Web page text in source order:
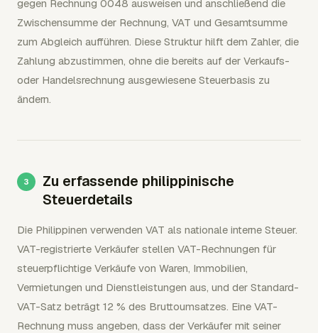
gegen Rechnung 0048 ausweisen und anschließend die
Zwischensumme der Rechnung, VAT und Gesamtsumme
zum Abgleich aufführen. Diese Struktur hilft dem Zahler, die
Zahlung abzustimmen, ohne die bereits auf der Verkaufs-
oder Handelsrechnung ausgewiesene Steuerbasis zu
ändern.
Zu erfassende philippinische
Steuerdetails
Die Philippinen verwenden VAT als nationale interne Steuer.
VAT-registrierte Verkäufer stellen VAT-Rechnungen für
steuerpflichtige Verkäufe von Waren, Immobilien,
Vermietungen und Dienstleistungen aus, und der Standard-
VAT-Satz beträgt 12 % des Bruttoumsatzes. Eine VAT-
Rechnung muss angeben, dass der Verkäufer mit seiner